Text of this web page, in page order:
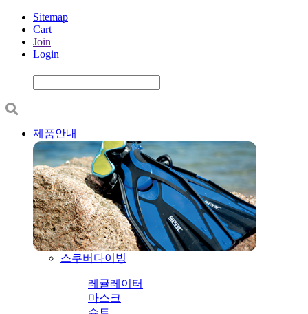
Sitemap
Cart
Join
Login
제품안내
스쿠버다이빙
레귤레이터
마스크